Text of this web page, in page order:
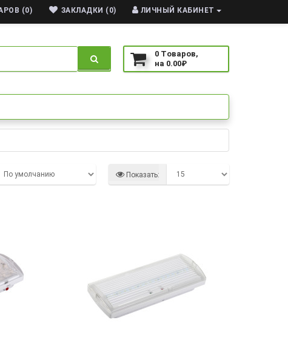
ЛИЧНЫЙ КАБИНЕТ
ЗАКЛАДКИ (0)
(0)
0 Tоваров,
на 0.00₽
Показать: